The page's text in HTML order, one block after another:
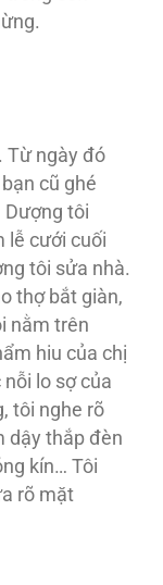
Từ ngày đó
cũ ghé
Dượng tôi
lễ cưới cuối
tôi sửa nhà.
thợ bắt giàn,
nằm trên
hiu của chị
lo sợ của
tôi nghe rõ
dậy thắp đèn
kín… Tôi
rõ mặt